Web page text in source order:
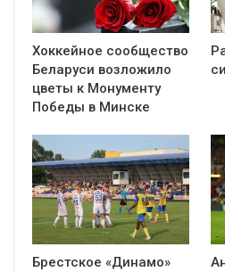
Хоккейное сообщество
Беларуси возложило
цветы к Монументу
Победы в Минске
Брестское «Динамо»